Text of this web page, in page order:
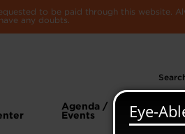
to be paid through this website.
any doubts.
Agenda /
Events